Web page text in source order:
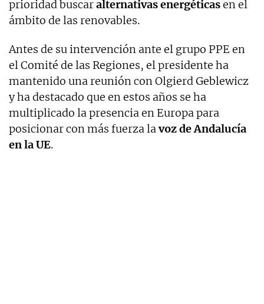
prioridad buscaralternativas energéticasen el
ámbito de las renovables.
Antes de su intervención ante el grupo PPE en
el Comité de las Regiones, el presidente ha
mantenido una reunión con Olgierd Geblewicz
y ha destacado que en estos años se ha
multiplicado la presencia en Europa para
posicionar con más fuerza lavoz de Andalucía
en la UE.